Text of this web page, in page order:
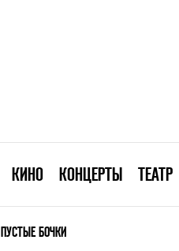
КИНО КОНЦЕРТЫ ТЕАТР
ПУСТЫЕ БОЧКИ